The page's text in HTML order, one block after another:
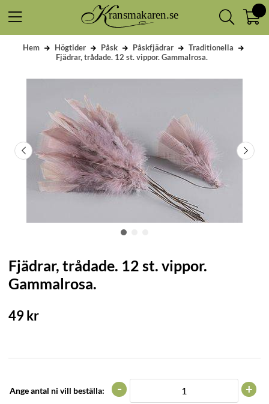
Hem Högtider Påsk Påskfjädrar
Traditionella
Fjädrar, trådade. 12 st. vippor. Gammalrosa.
Fjädrar, trådade. 12 st. vippor.
Gammalrosa.
49kr
Ange antal ni vill beställa: +
-